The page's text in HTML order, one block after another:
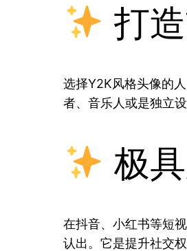
打
选择Y2K风格头像的
者、音乐人或是独立
极
在抖音、小红书等短
认出。它是提升社交